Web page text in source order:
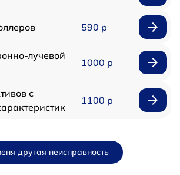
590 р
лучевой
1000 р
с
1100 р
другая неисправность